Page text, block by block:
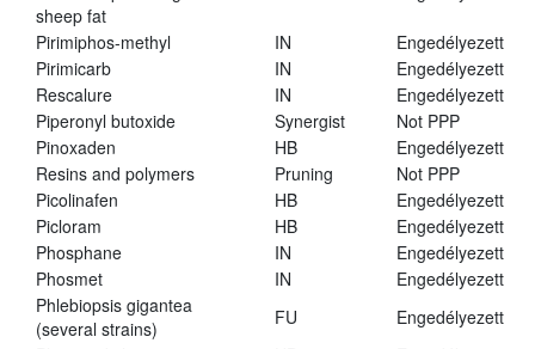
sheep fat
Pirimiphos-methyl IN
Engedélyezett
Pirimicarb
IN
Engedélyezett
Rescalure
IN
Engedélyezett
Piperonyl butoxide
Synergist
Not PPP
Pinoxaden
HB
Engedélyezett
Resins and polymers
Pruning
Not PPP
Picolinafen
HB
Engedélyezett
Picloram
HB
Engedélyezett
Phosphane
IN
Engedélyezett
Phosmet
IN
Engedélyezett
Phlebiopsis gigantea
(several strains)
FU
Engedélyezett